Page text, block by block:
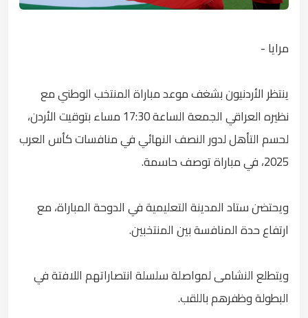
مرايا -
ينتظر الأردنيون بشغف موعد مباراة المنتخب الوطني مع
نظيره العراقي الجمعة الساعة 17:30 مساء بتوقيت الأردن،
لحسم التأهل لدور النصف النهائي في منافسات كأس العرب
2025، في مباراة توصف حاسمة.
ويحتضن ستاد المدينة التعليمية في الدوحة المباراة، مع
ارتفاع حدة المنافسة بين المنتخبين.
ويتطلع النشامى لمواصلة سلسلة انتصاراتهم اللافتة في
البطولة وظفرهم باللقب.